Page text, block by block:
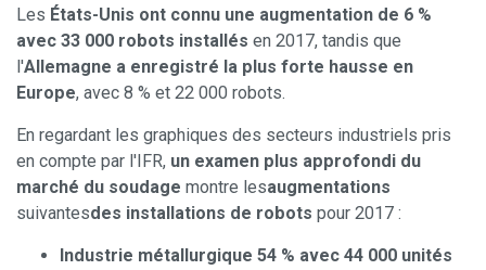
Les États-Unis ont connu une augmentation de 6 %
avec 33 000 robots installés en 2017, tandis que
l'Allemagne a enregistré la plus forte hausse en
Europe, avec 8 % et 22 000 robots.
En regardant les graphiques des secteurs industriels pris
en compte par l'IFR, un examen plus approfondi du
marché du soudage montre lesaugmentations
suivantesdes installations de robots pour 2017 :
Industrie métallurgique 54 % avec 44 000 unités